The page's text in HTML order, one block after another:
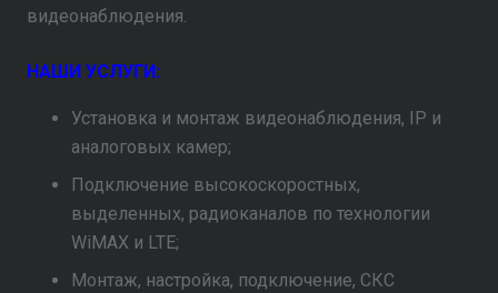
видеонаблюдения.
НАШИ УСЛУГИ:
Установка и монтаж видеонаблюдения, IP и
аналоговых камер;
Подключение высокоскоростных,
выделенных, радиоканалов по технологии
WiMAX и LTE;
Монтаж, настройка, подключение, СКС